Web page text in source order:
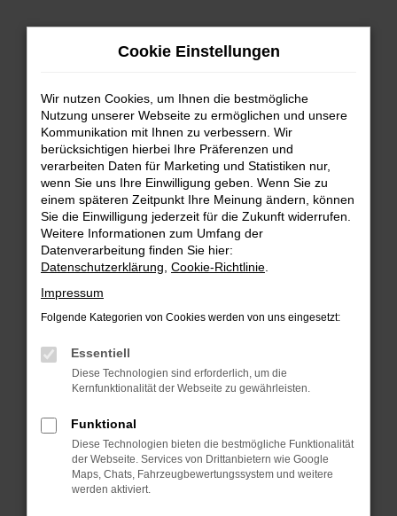
Zum
FEHLER: NETWORK ERROR
Beim Laden ist ein Fehler aufgetreten.
Hier sind ein paar Tipps, die dir helfen können:
Überprüfe deine Firewall und deine
Internetverbindung.
Laden andere Webseiten, zum Beispiel deine
Manche Erweiterungen, wie Werbeblocker,
verhindern. Funktioniert die Seite in einem
anderen Browser oder in einem privaten
Fenster?
Starte dein Gerät neu.
Cookie Einstellungen
Wir nutzen Cookies, um Ihnen die bestmögliche
Nutzung unserer Webseite zu ermöglichen und unsere
Kommunikation mit Ihnen zu verbessern. Wir
berücksichtigen hierbei Ihre Präferenzen und
verarbeiten Daten für Marketing und Statistiken nur,
wenn Sie uns Ihre Einwilligung geben. Wenn Sie zu
einem späteren Zeitpunkt Ihre Meinung ändern, können
Sie die Einwilligung jederzeit für die Zukunft widerrufen.
Weitere Informationen zum Umfang der
Datenverarbeitung finden Sie hier:
Datenschutzerklärung Cookie-Richtlinie
Impressum
Folgende Kategorien von Cookies werden von uns eingesetzt:
Essentiell
Diese Technologien sind erforderlich, um die
Kernfunktionalität der Webseite zu gewährleisten.
Funktional
Diese Technologien bieten die bestmögliche Funktionalität
der Webseite. Services von Drittanbietern wie Google
Maps, Chats, Fahrzeugbewertungssystem und weitere
werden aktiviert.